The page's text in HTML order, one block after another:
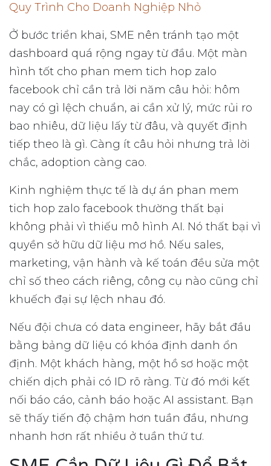
Quy Trình Cho Doanh Nghiệp Nhỏ
Ở bước triển khai, SME nên tránh tạo một
dashboard quá rộng ngay từ đầu. Một màn
hình tốt cho phan mem tich hop zalo
facebook chỉ cần trả lời năm câu hỏi: hôm
nay có gì lệch chuẩn, ai cần xử lý, mức rủi ro
bao nhiêu, dữ liệu lấy từ đâu, và quyết định
tiếp theo là gì. Càng ít câu hỏi nhưng trả lời
chắc, adoption càng cao.
Kinh nghiệm thực tế là dự án phan mem
tich hop zalo facebook thường thất bại
không phải vì thiếu mô hình AI. Nó thất bại vì
quyền sở hữu dữ liệu mơ hồ. Nếu sales,
marketing, vận hành và kế toán đều sửa một
chỉ số theo cách riêng, công cụ nào cũng chỉ
khuếch đại sự lệch nhau đó.
Nếu đội chưa có data engineer, hãy bắt đầu
bằng bảng dữ liệu có khóa định danh ổn
định. Một khách hàng, một hồ sơ hoặc một
chiến dịch phải có ID rõ ràng. Từ đó mới kết
nối báo cáo, cảnh báo hoặc AI assistant. Bạn
sẽ thấy tiến độ chậm hơn tuần đầu, nhưng
nhanh hơn rất nhiều ở tuần thứ tư.